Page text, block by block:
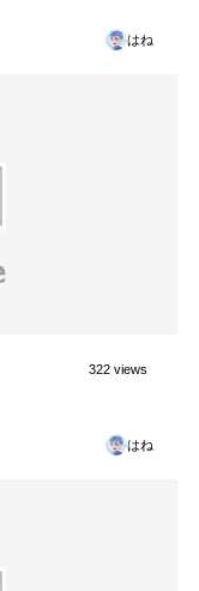
はね
322 views
はね